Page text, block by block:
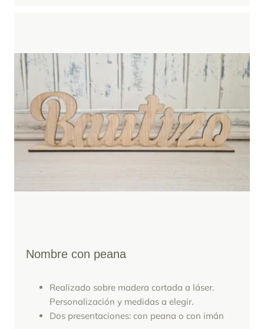
Nombre con peana
Realizado sobre madera cortada a láser.
Personalización y medidas a elegir.
Dos presentaciones: con peana o con imán